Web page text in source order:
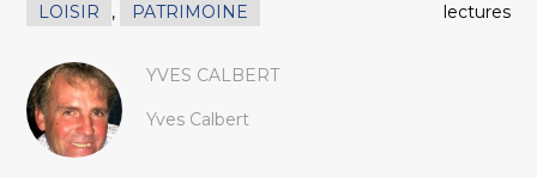
LOISIR
, PATRIMOINE
lectures
YVES CALBERT
Yves Calbert